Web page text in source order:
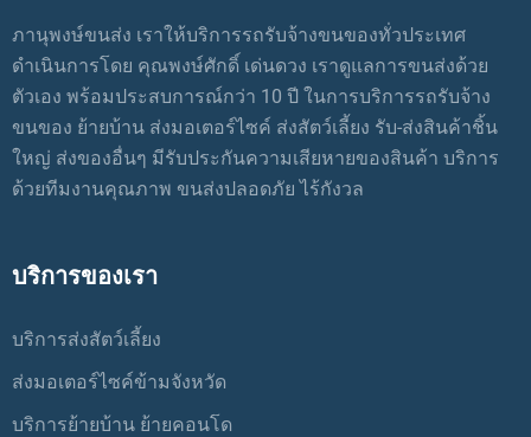
ภานุพงษ์ขนส่ง เราให้บริการรถรับจ้างขนของทั่วประเทศ
ดำเนินการโดย คุณพงษ์ศักดิ์ เด่นดวง เราดูแลการขนส่งด้วย
ตัวเอง พร้อมประสบการณ์กว่า 10 ปี ในการบริการรถรับจ้าง
ขนของ ย้ายบ้าน ส่งมอเตอร์ไซค์ ส่งสัตว์เลี้ยง รับ-ส่งสินค้าชิ้น
ใหญ่ ส่งของอื่นๆ มีรับประกันความเสียหายของสินค้า บริการ
ด้วยทีมงานคุณภาพ ขนส่งปลอดภัย ไร้กังวล
บริการของเรา
บริการส่งสัตว์เลี้ยง
ส่งมอเตอร์ไซค์ข้ามจังหวัด
บริการย้ายบ้าน ย้ายคอนโด